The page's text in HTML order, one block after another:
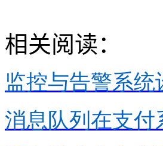
相关阅读：
监控与告警系统
消息队列在支付